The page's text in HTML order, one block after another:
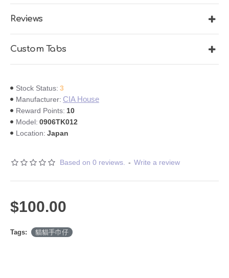
商品。
���奴才快搶！
CIA House 貓貓手巾仔 太空貓大方巾
尺寸: 60x 60 cm
*交易收PayPal, Payme,FPS 及 銀行轉帳 (確認後需三個工作天內完成付
款，如沒有依時付款作放棄論）
***InLover能享有95折優惠
***當中5%會捐出予InLovity捐贈基金
***包本地香港郵政平郵，海外人士需支付海外郵費
Reviews
Custom Tabs
Stock Status: 3
Manufacturer: CIA House
Reward Points: 10
Model: 0906TK012
Location: Japan
Based on 0 reviews. - Write a review
$100.00
Tags: 貓貓手巾仔